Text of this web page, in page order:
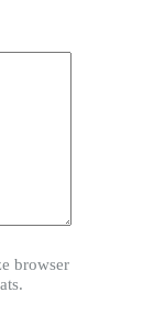
browser